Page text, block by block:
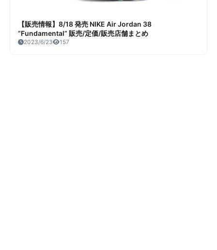
【販売情報】8/18 発売 NIKE Air Jordan 38
“Fundamental” 販売/定価/販売店舗まとめ
2023/6/23 157